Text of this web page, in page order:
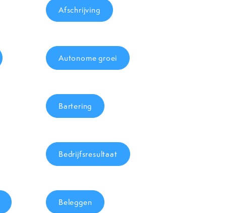
Afschrijving
Autonome groei
Bartering
Bedrijfsresultaat
Beleggen